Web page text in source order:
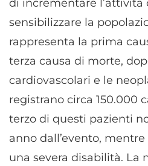
di incrementare l’attività
sensibilizzare la
rappresenta la prima
terza causa di morte,
cardiovascolari e le
registrano circa 150.000
terzo di questi pazienti
anno dall’evento,
una severa disabilità. La